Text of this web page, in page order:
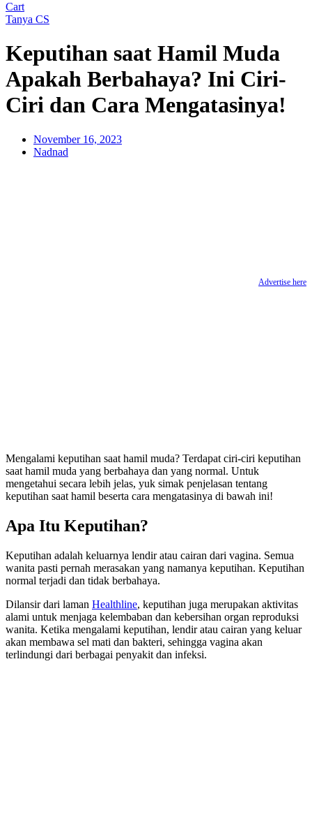
Cart
Tanya CS
Keputihan saat Hamil Muda
Apakah Berbahaya? Ini Ciri-
Ciri dan Cara Mengatasinya!
November 16, 2023
Nadnad
Advertise here
Mengalami keputihan saat hamil muda? Terdapat ciri-ciri keputihan
saat hamil muda yang berbahaya dan yang normal. Untuk
mengetahui secara lebih jelas, yuk simak penjelasan tentang
keputihan saat hamil beserta cara mengatasinya di bawah ini!
Apa Itu Keputihan?
Keputihan adalah keluarnya lendir atau cairan dari vagina. Semua
wanita pasti pernah merasakan yang namanya keputihan. Keputihan
normal terjadi dan tidak berbahaya.
Dilansir dari laman Healthline, keputihan juga merupakan aktivitas
alami untuk menjaga kelembaban dan kebersihan organ reproduksi
wanita. Ketika mengalami keputihan, lendir atau cairan yang keluar
akan membawa sel mati dan bakteri, sehingga vagina akan
terlindungi dari berbagai penyakit dan infeksi.